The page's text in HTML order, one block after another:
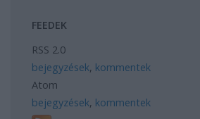
FEEDEK
RSS 2.0
bejegyzések, kommentek
Atom
bejegyzések, kommentek